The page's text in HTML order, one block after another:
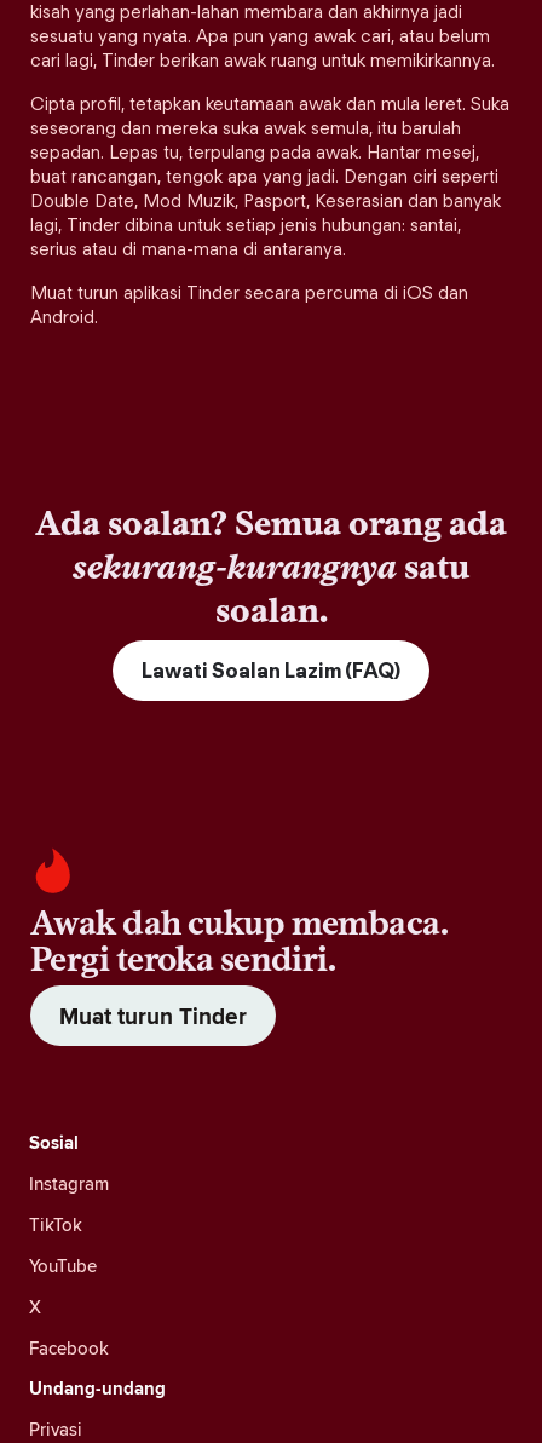
kisah yang perlahan-lahan membara dan akhirnya jadi
sesuatu yang nyata. Apa pun yang awak cari, atau belum
cari lagi, Tinder berikan awak ruang untuk memikirkannya.
Cipta profil, tetapkan keutamaan awak dan mula leret. Suka
seseorang dan mereka suka awak semula, itu barulah
sepadan. Lepas tu, terpulang pada awak. Hantar mesej,
buat rancangan, tengok apa yang jadi. Dengan ciri seperti
Double Date, Mod Muzik, Pasport, Keserasian dan banyak
lagi, Tinder dibina untuk setiap jenis hubungan: santai,
serius atau di mana-mana di antaranya.
Muat turun aplikasi Tinder secara percuma di iOS dan
Android.
Ada soalan? Semua orang ada
sekurang-kurangnya satu
soalan.
Lawati Soalan Lazim (FAQ)
Awak dah cukup membaca.
Pergi teroka sendiri.
Muat turun Tinder
Sosial
Instagram
TikTok
YouTube
X
Facebook
Undang-undang
Privasi